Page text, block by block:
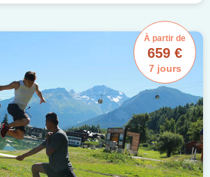
À partir de
659 €
7 jours